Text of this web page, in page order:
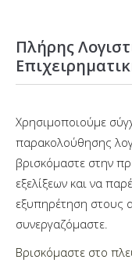
Πλήρης
Χρησιμοποιούμε
παρακολούθησης
βρισκόμαστε στην
εξελίξεων και να
εξυπηρέτηση στους
συνεργαζόμαστε.
Βρισκόμαστε στο